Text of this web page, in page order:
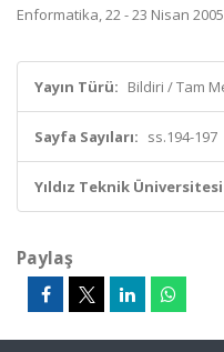
Enformatika, 22 - 23 Nisan
Yayın Türü: Bildiri / Tam
Sayfa Sayıları: ss.194-197
Yıldız Teknik
Paylaş